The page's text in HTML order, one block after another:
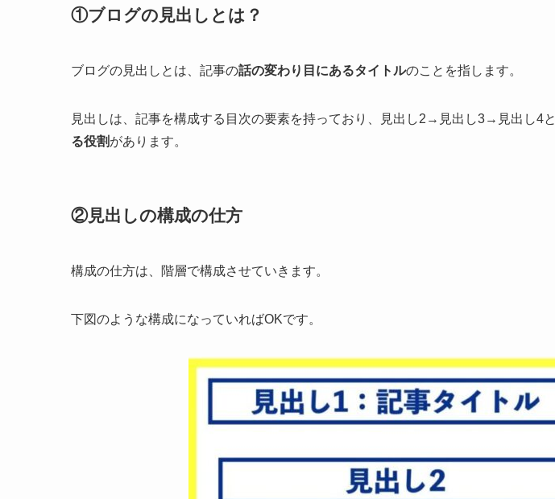
①ブログの見出しとは？
ブログの見出しとは、記事の話の変わり目にあるタイトルのことを指します。
見出しは、記事を構成する目次の要素を持っており、見出し2→見出し3→見出し4と
る役割があります。
②見出しの構成の仕方
構成の仕方は、階層で構成させていきます。
下図のような構成になっていればOKです。